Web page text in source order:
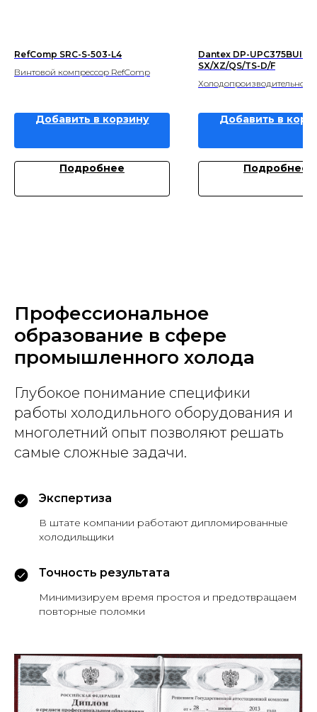
RefComp SRC-S-503-L4
Винтовой компрессор RefComp
Добавить в корзину
Подробнее
Dantex DP-UPC375BUI-
SX/XZ/QS/TS-D/F
Добавить в
Подробнее
Профессиональное
образование в сфере
промышленного холода
Глубокое понимание специфики
работы холодильного оборудования и
многолетний опыт позволяют решать
самые сложные задачи.
Экспертиза
В штате компании работают дипломированные
холодильщики
Точность результата
Минимизируем время простоя и предотвращаем
повторные поломки